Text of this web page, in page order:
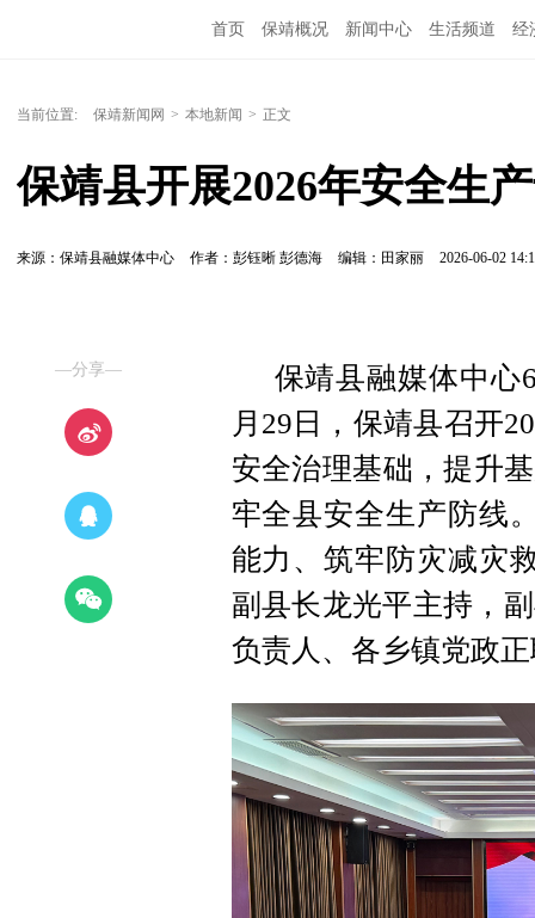
首页 保靖概况 新闻中心 生活频道 经
当前位置: 保靖新闻网 > 本地新闻 > 正文
保靖县开展2026年安全生
来源：保靖县融媒体中心 作者：彭钰晰 彭德海 编辑：田家丽 2026-06-02
—分享—
保靖县融媒体中心
月29日，保靖县召开
安全治理基础，提升
牢全县安全生产防线
能力、筑牢防灾减灾
副县长龙光平主持，
负责人、各乡镇党政